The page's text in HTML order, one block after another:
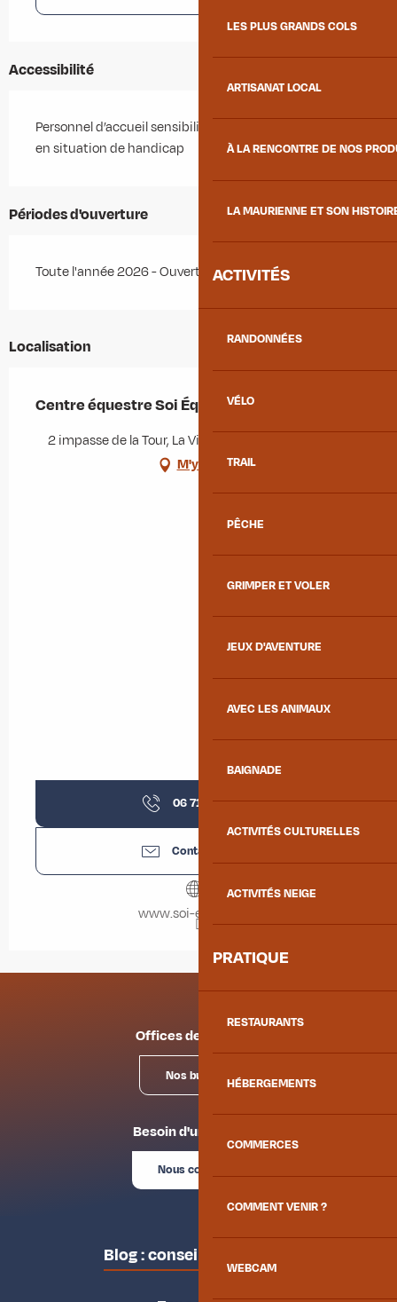
LES PLUS GRANDS COLS
ARTISANAT LOCAL
À LA RENCONTRE DE NOS
LA MAURIENNE ET SON
ACTIVITÉS
RANDONNÉES
VÉLO
TRAIL
PÊCHE
GRIMPER ET VOLER
JEUX D'AVENTURE
AVEC LES ANIMAUX
BAIGNADE
ACTIVITÉS CULTURELLES
ACTIVITÉS NEIGE
PRATIQUE
RESTAURANTS
HÉBERGEMENTS
COMMERCES
COMMENT VENIR ?
WEBCAM
Accessibilité
Personnel d’accueil sensibilisé à l’accueil des personnes
en situation de handicap
Périodes d'ouverture
Toute l'année 2026 - Ouvert tous les jours
Localisation
Centre équestre Soi Équestre
2 impasse de la Tour, La Ville, 73300 Albiez-le-Jeune
M'y rendre
06 71 07 49▒▒
Contactez-nous
www.soi-equestre.fr
Offices de tourisme
Nos bureaux
Besoin d'un conseil ?
Nous contacter
Blog : conseils des locaux